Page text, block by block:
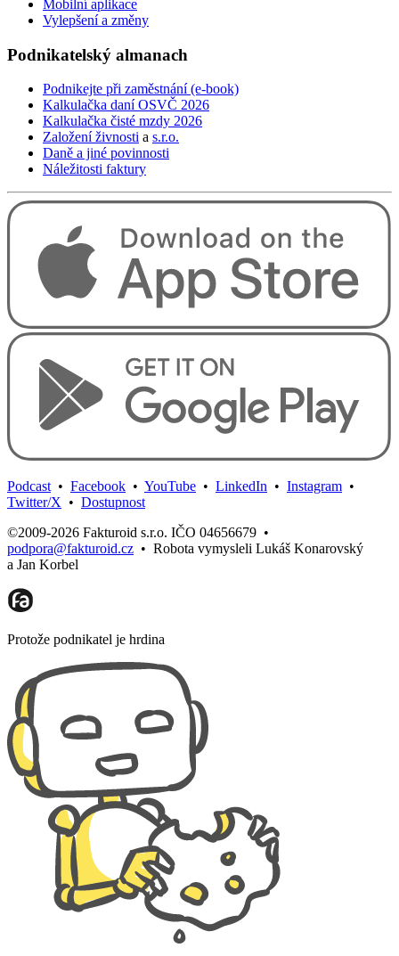
Mobilní aplikace
Vylepšení a změny
Podnikatelský almanach
Podnikejte při zaměstnání (e-book)
Kalkulačka daní OSVČ 2026
Kalkulačka čisté mzdy 2026
Založení živnosti a s.r.o.
Daně a jiné povinnosti
Náležitosti faktury
Podcast • Facebook • YouTube • LinkedIn • Instagram •
Twitter/X • Dostupnost
©2009-2026 Fakturoid s.r.o. IČO 04656679 •
podpora@fakturoid.cz • Robota vymysleli Lukáš Konarovský
a Jan Korbel
Protože podnikatel je hrdina